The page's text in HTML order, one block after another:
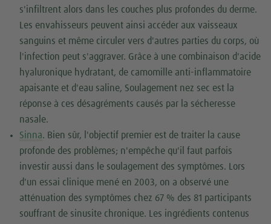
s'infiltrent alors dans les couches plus profondes du derme.
Les envahisseurs peuvent ainsi accéder aux vaisseaux
sanguins et même circuler vers d'autres parties du corps, où
l'infection peut s'aggraver. Grâce à une combinaison d'acide
hyaluronique hydratant, de camomille anti-inflammatoire
apaisante et d'eau saline, Soulagement nez sec est la
réponse à ces désagréments causés par la sécheresse
nasale.
Sinna. Bien sûr, l'objectif premier est de traiter la cause
profonde des problèmes; n'empêche qu'il faut parfois
investir aussi dans le soulagement des symptômes. Lors
d'un essai clinique mené en 2003, on a observé une
atténuation des symptômes chez 67 % des 81 participants
souffrant de sinusite chronique. Les ingrédients contenus